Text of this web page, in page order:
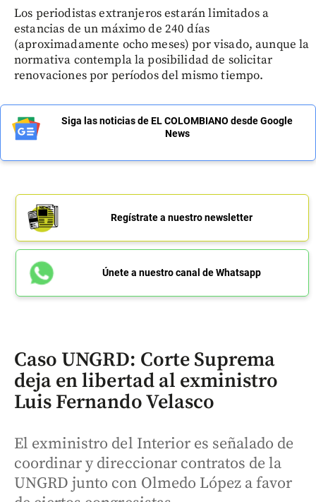
Los periodistas extranjeros estarán limitados a
estancias de un máximo de 240 días
(aproximadamente ocho meses) por visado, aunque la
normativa contempla la posibilidad de solicitar
renovaciones por períodos del mismo tiempo.
Siga las noticias de EL COLOMBIANO desde Google
News
Regístrate a nuestro newsletter
Únete a nuestro canal de Whatsapp
Caso UNGRD: Corte Suprema
deja en libertad al exministro
Luis Fernando Velasco
El exministro del Interior es señalado de
coordinar y direccionar contratos de la
UNGRD junto con Olmedo López a favor